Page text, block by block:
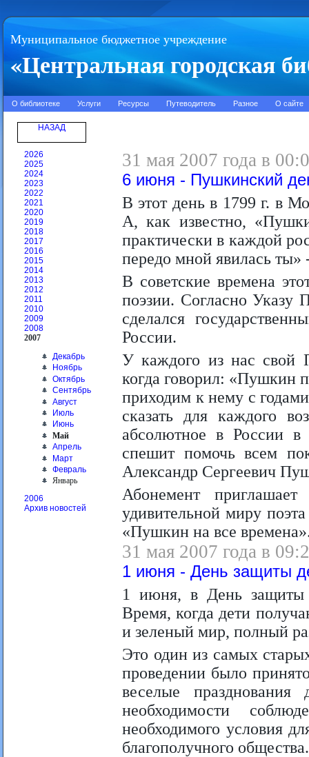
Муниципальное бюджетное учреждение
«Центральная городская
О библиотеке Услуги Ресурсы Путеводитель Разное О сайте
НАЗАД
2026
2025
2024
2023
2022
2021
2020
2019
2018
2017
2016
2015
2014
2013
2012
2011
2010
2009
2008
2007
Декабрь
Ноябрь
Октябрь
Сентябрь
Август
Июль
Июнь
Май
Апрель
Март
Февраль
Январь
2006
Архив новостей
31 мая 2007 года в
6 июня - Пушкинский
В этот день в 1799 г. в
А, как известно,
практически в каждой
передо мной явилась ты»
В советские времена
поэзии. Согласно Указу
сделался
России.
У каждого из нас свой
когда говорил: «Пушкин
приходим к нему с
сказать для каждого
абсолютное в России
спешит помочь всем
Александр Сергеевич
Абонемент
удивительной миру
«Пушкин на все
31 мая 2007 года в
1 июня - День защиты
1 июня, в День защиты
Время, когда дети
и зеленый мир, полный
Это один из самых
проведении было
веселые
необходимости
необходимого условия
благополучного общества.